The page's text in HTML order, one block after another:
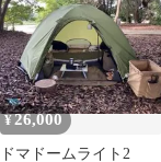
¥26,000
ドマドームライト2